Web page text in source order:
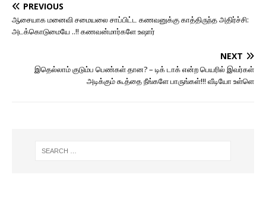
PREVIOUS
ஆசையாக மனைவி சமையலை சாப்பிட்ட கணவனுக்கு காத்திருந்த அதிர்ச்சி:
அடக்கொடுமையே ..!! கணவன்மார்களே உஷார்
NEXT
இதெல்லாம் குடும்ப பெண்கள் தான? – டிக் டாக் என்ற பெயரில் இவர்கள்
அடிக்கும் கூத்தை நீங்களே பாருங்கள்!!! வீடியோ உள்ளெ